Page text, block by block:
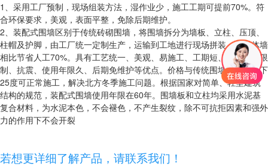
1、采用工厂预制，现场组装方法，湿作业少，施工工期可提前70%。符
合环保要求，美观，表面平整，免除后期维护。
2、装配式围墙区别于传统砖砌围墙，将围墙拆分为墙板、立柱、压顶、
柱帽及护脚，由工厂统一定制生产，运输到工地进行现场拼装，与砌体墙
相比节省人工70%。具有工艺统一、美观、易施工、工期短、不受天气限
制、抗震、使用年限久、后期免维护等优点。价格与传统围墙相当。零下
25度可正常施工，解决北方冬季施工问题。根据国家对简单、轻型建筑
结构的规范，装配式围墙使用年限在60年。围墙板和立柱均采用水泥基
复合材料，为水泥本色，不会褪色，不产生裂纹，除不可抗拒因素和强外
力的作用下不会开裂
若想更详细了解产品，请联系我们！